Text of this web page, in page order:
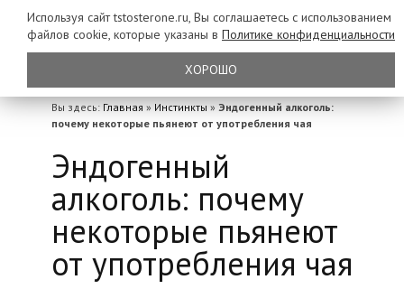
Вы здесь: Главная » Инстинкты » Эндогенный алкоголь:
почему некоторые пьянеют от употребления чая
Эндогенный
алкоголь: почему
некоторые пьянеют
от употребления чая
Используя сайт tstosterone.ru, Вы соглашаетесь с использованием
файлов cookie, которые указаны в Политике конфиденциальности
ХОРОШО